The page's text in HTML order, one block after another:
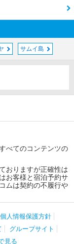
サムイ島
べてのコンテンツの
おりますが正確性は
お客様と宿泊予約サ
ムは契約の不履行や
個人情報保護方針
グループサイト
見る